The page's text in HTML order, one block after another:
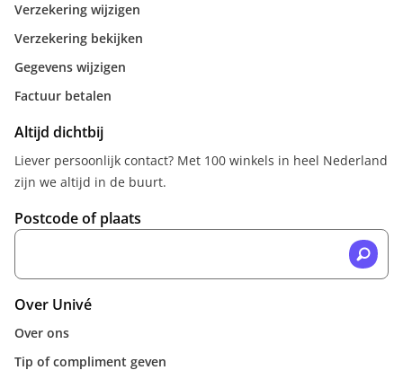
Verzekering wijzigen
Verzekering bekijken
Gegevens wijzigen
Factuur betalen
Altijd dichtbij
Liever persoonlijk contact? Met 100 winkels in heel Nederland
zijn we altijd in de buurt.
Postcode of plaats
Over Univé
Over ons
Tip of compliment geven